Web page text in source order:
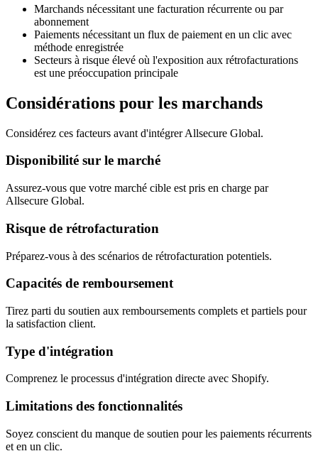
Marchands nécessitant une facturation récurrente ou par
abonnement
Paiements nécessitant un flux de paiement en un clic avec
méthode enregistrée
Secteurs à risque élevé où l'exposition aux rétrofacturations
est une préoccupation principale
Considérations pour les marchands
Considérez ces facteurs avant d'intégrer Allsecure Global.
Disponibilité sur le marché
Assurez-vous que votre marché cible est pris en charge par
Allsecure Global.
Risque de rétrofacturation
Préparez-vous à des scénarios de rétrofacturation potentiels.
Capacités de remboursement
Tirez parti du soutien aux remboursements complets et partiels pour
la satisfaction client.
Type d'intégration
Comprenez le processus d'intégration directe avec Shopify.
Limitations des fonctionnalités
Soyez conscient du manque de soutien pour les paiements récurrents
et en un clic.